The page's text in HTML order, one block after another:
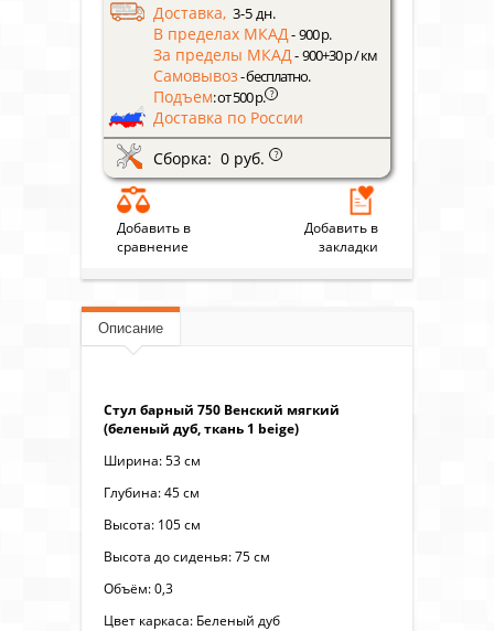
Доставка, 3-5 дн.
В пределах МКАД- 900 р.
За пределы МКАД- 900+30 р / км
Самовывоз- бесплатно.
Подъем: от 500 р. ?
Доставка по России
Сборка: 0 руб.
?
Добавить в
сравнение
Добавить в
закладки
Описание
Стул барный 750 Венский мягкий
(беленый дуб, ткань 1 beige)
Ширина: 53 см
Глубина: 45 см
Высота: 105 см
Высота до сиденья: 75 см
Объём: 0,3
Цвет каркаса: Беленый дуб